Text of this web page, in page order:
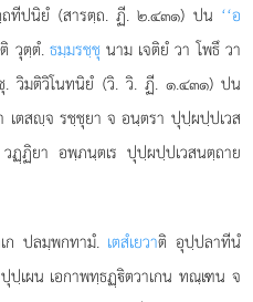
ถทีปนิยํ (สารตฺถ. ฏี. ๒.๔๓๑) ปน ‘‘อ
วุตฺตํ. ธมฺมรชฺชุ นาม เจติยํ วา โพธึ วา
. วิมติวิโนทนิยํ (วิ. วิ. ฏี. ๑.๔๓๑) ปน
เตสฺจ รชฺชุยา จ อนฺตรา ปุปฺผปฺปเวส
ฏิยา อพฺภนฺตเร ปุปฺผปฺปเวสนตฺถาย
ก ปลมฺพกทามํ. เตสํเยวาติ อุปฺปลาทีนํ
เผน เอกาพทฺธฏฺิตวาเกน ทณฺเฑน จ